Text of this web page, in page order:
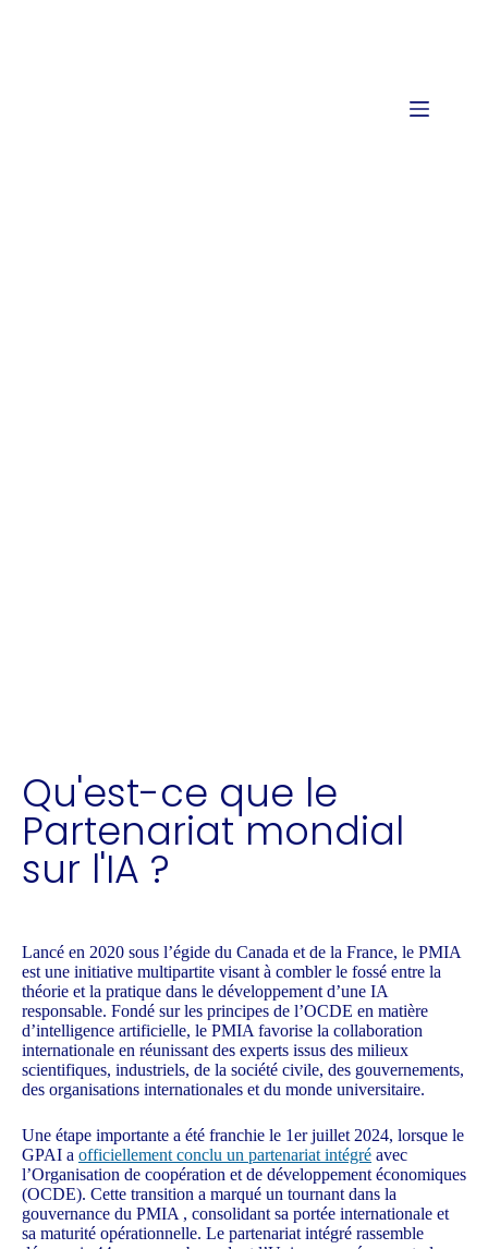
Qu'est-ce que le
Partenariat mondial
sur l'IA ?
Lancé en 2020 sous l’égide du Canada et de la France, le PMIA
est une initiative multipartite visant à combler le fossé entre la
théorie et la pratique dans le développement d’une IA
responsable. Fondé sur les principes de l’OCDE en matière
d’intelligence artificielle, le PMIA favorise la collaboration
internationale en réunissant des experts issus des milieux
scientifiques, industriels, de la société civile, des gouvernements,
des organisations internationales et du monde universitaire.
Une étape importante a été franchie le 1er juillet 2024, lorsque le
GPAI a officiellement conclu un partenariat intégré avec
l’Organisation de coopération et de développement économiques
(OCDE). Cette transition a marqué un tournant dans la
gouvernance du PMIA , consolidant sa portée internationale et
sa maturité opérationnelle. Le partenariat intégré rassemble